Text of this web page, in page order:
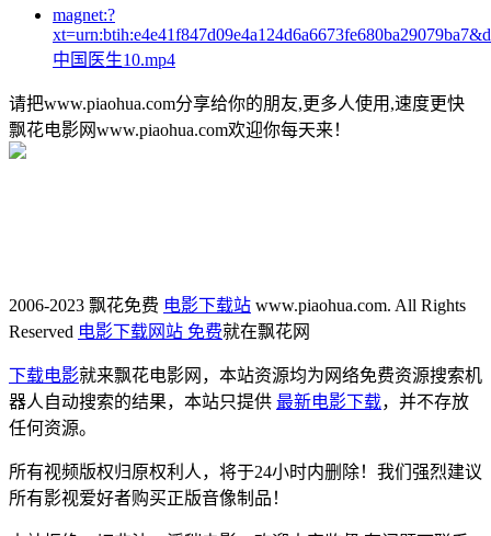
magnet:?
中国医生10.mp4
请把www.piaohua.com分享给你的朋友,更多人使用,速度更快
飘花电影网www.piaohua.com欢迎你每天来！
2006-2023 飘花免费 电影下载站 www.piaohua.com. All Rights
Reserved 电影下载网站 免费就在飘花网
下载电影就来飘花电影网，本站资源均为网络免费资源搜索机
器人自动搜索的结果，本站只提供 最新电影下载，并不存放
任何资源。
所有视频版权归原权利人，将于24小时内删除！我们强烈建议
所有影视爱好者购买正版音像制品！